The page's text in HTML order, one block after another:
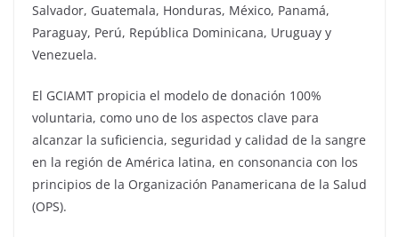
Salvador, Guatemala, Honduras, México, Panamá,
Paraguay, Perú, República Dominicana, Uruguay y
Venezuela.
El GCIAMT propicia el modelo de donación 100%
voluntaria, como uno de los aspectos clave para
alcanzar la suficiencia, seguridad y calidad de la sangre
en la región de América latina, en consonancia con los
principios de la Organización Panamericana de la Salud
(OPS).